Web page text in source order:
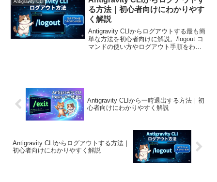
Antigravity CLI
る方法｜初心者向けにわかりやす
く解説
Antigravity CLIからログアウトする最も簡
単な方法を初心者向けに解説。/logout コ
マンドの使い方やログアウト手順をわか
Antigravity CLIから一時退出する方法｜初
心者向けにわかりやすく解説
Antigravity CLIからログアウトする方法｜
初心者向けにわかりやすく解説